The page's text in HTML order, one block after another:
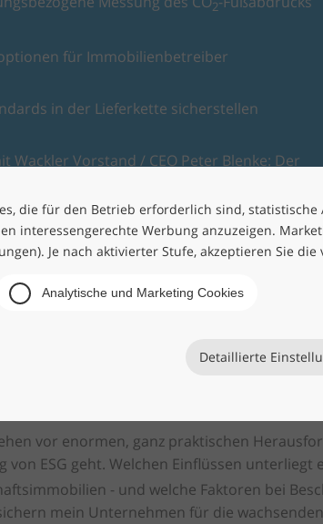
die für den Betrieb erforderlich sind,
interessengerechte Werbung anzuzeigen.
Je nach aktivierter Stufe, akzeptieren Sie
Analytische und Marketing Cookies
Detaillierte
2
für Immobilienbetreiber
in der Lieferkette sicherstellen
Wackler Vorstand / CEO Peter Blenke: Der
vor enormen, ganz praktischen
von ESG geht. Welchen Einflüssen unterliegt
- und welche Faktoren bei
mein Unternehmen für die